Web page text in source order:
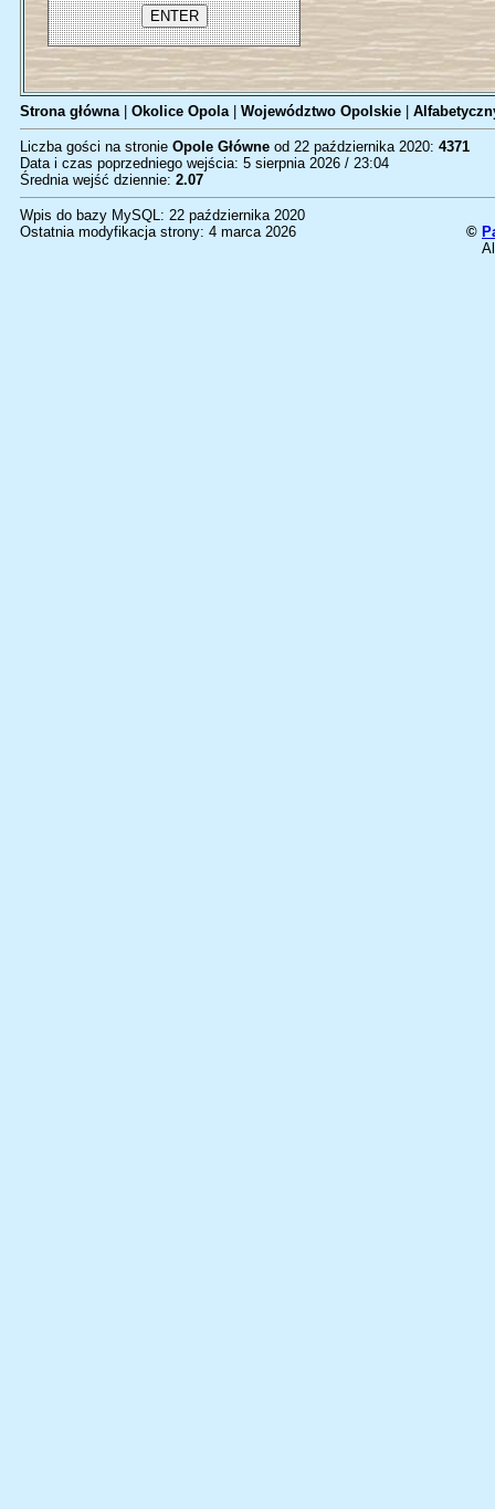
Strona główna| Okolice Opola| Województwo Opolskie
Liczba gości na stronie Opole Główne od 22 października 2020: 4371
Data i czas poprzedniego wejścia: 5 sierpnia 2026 / 23:04
Średnia wejść dziennie: 2.07
Wpis do bazy MySQL: 22 października 2020
Ostatnia modyfikacja strony: 4 marca 2026
©